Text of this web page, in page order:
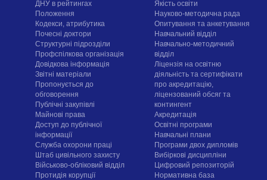
ДНУ в рейтингах
Положення
Кодекси, атрибутика
Почесні доктори
Структурні підрозділи
Профспілкова організація
Довідкова інформація
Звітні матеріали
Пропонується до
обговорення
Публічні закупівлі
Майнові права
Доступ до публічної
інформації
Служба охорони праці
Штаб цивільного захисту
Військово-обліковий відділ
Протидія корупції
Якість освіти
Науково-методична рада
Опитування та анкетування
Навчальний відділ
Навчально-методичний
відділ
Ліцензія на освітню
діяльність та сертифікати
про акредитацію,
ліцензований обсяг та
контингент
Акредитація
Освітні програми
Навчальні плани
Програми двох дипломів
Вибіркові дисципліни
Цифровий репозиторій
Нормативна база